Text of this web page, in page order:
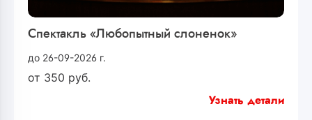
Спектакль «Любопытный слоненок»
до 26-09-2026 г.
от 350 руб.
Узнать детали